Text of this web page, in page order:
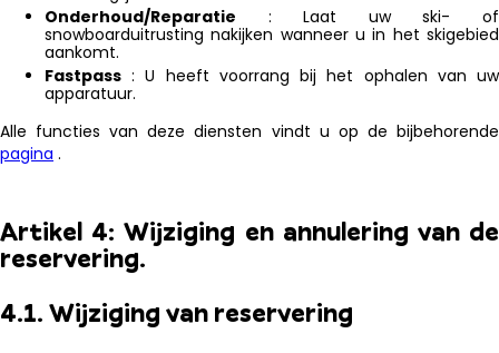
Onderhoud/Reparatie : Laat uw ski- of
snowboarduitrusting nakijken wanneer u in het skigebied
aankomt.
Fastpass : U heeft voorrang bij het ophalen van uw
apparatuur.
Alle functies van deze diensten vindt u op de bijbehorende
pagina .
Artikel 4: Wijziging en annulering van de
reservering.
4.1. Wijziging van reservering